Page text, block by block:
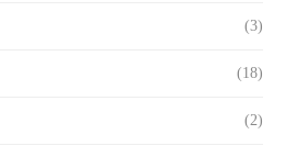
(3)
(18)
(2)